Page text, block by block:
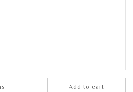
Add to cart